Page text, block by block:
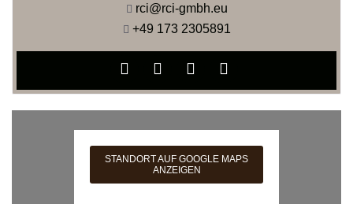
rci@rci-gmbh.eu
+49 173 2305891
STANDORT AUF GOOGLE MAPS
ANZEIGEN